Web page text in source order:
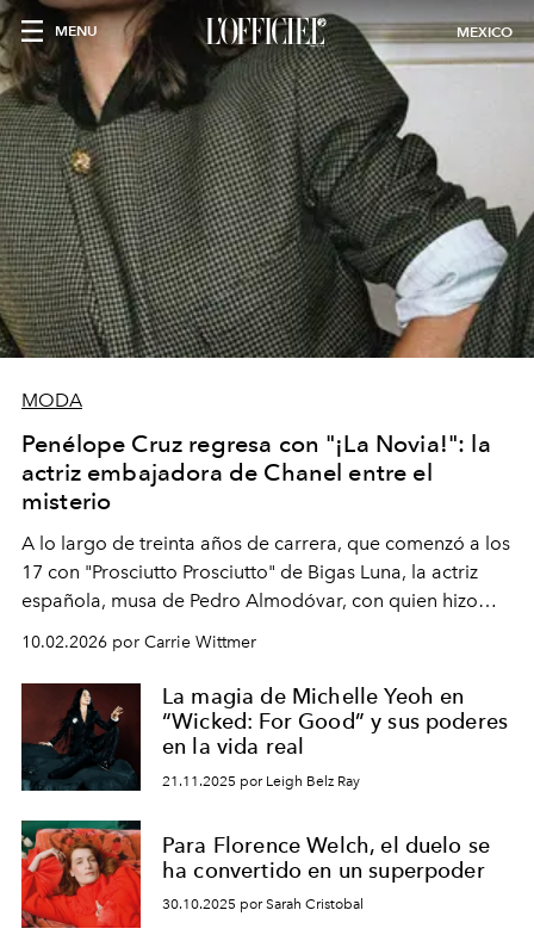
MENU MEXICO
MODA
Penélope Cruz regresa con "¡La Novia!": la
actriz embajadora de Chanel entre el
misterio
A lo largo de treinta años de carrera, que comenzó a los
17 con "Prosciutto Prosciutto" de Bigas Luna, la actriz
española, musa de Pedro Almodóvar, con quien hizo
Barcelona", ha dividido su tiempo entre Europa y
Estados Unidos. Su nueva película, "¡La novia!", está
dirigida por Maggie Gyllenhaal.
10.02.2026 por Carrie Wittmer
La magia de Michelle Yeoh en
“Wicked: For Good” y sus poderes
en la vida real
21.11.2025 por Leigh Belz Ray
Para Florence Welch, el duelo se
ha convertido en un superpoder
30.10.2025 por Sarah Cristobal